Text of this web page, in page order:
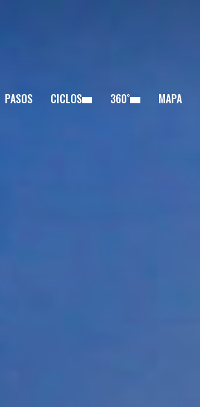
PASOS CICLOS 360˚ MAPA